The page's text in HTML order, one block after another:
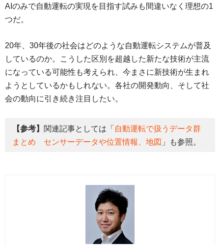
AIのみで自動運転の実現を目指す試みも間違いなく理想の1
つだ。
20年、30年後の社会はどのような自動運転システムが普及
しているのか。こうした区別を超越した新たな技術が主流
になっている可能性も考えられ、今まさに新技術が生まれ
ようとしているかもしれない。各社の開発動向、そして社
会の動向に引き続き注目したい。
【参考】 関連記事としては「 自動運転で扱うデータ群
まとめ センサーデータや位置情報、地図 」も参照。